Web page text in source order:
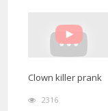
Clown killer prank
2316